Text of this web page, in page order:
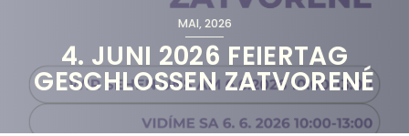
MAI, 2026
4. JUNI 2026 FEIERTAG
GESCHLOSSEN ZATVORENÉ